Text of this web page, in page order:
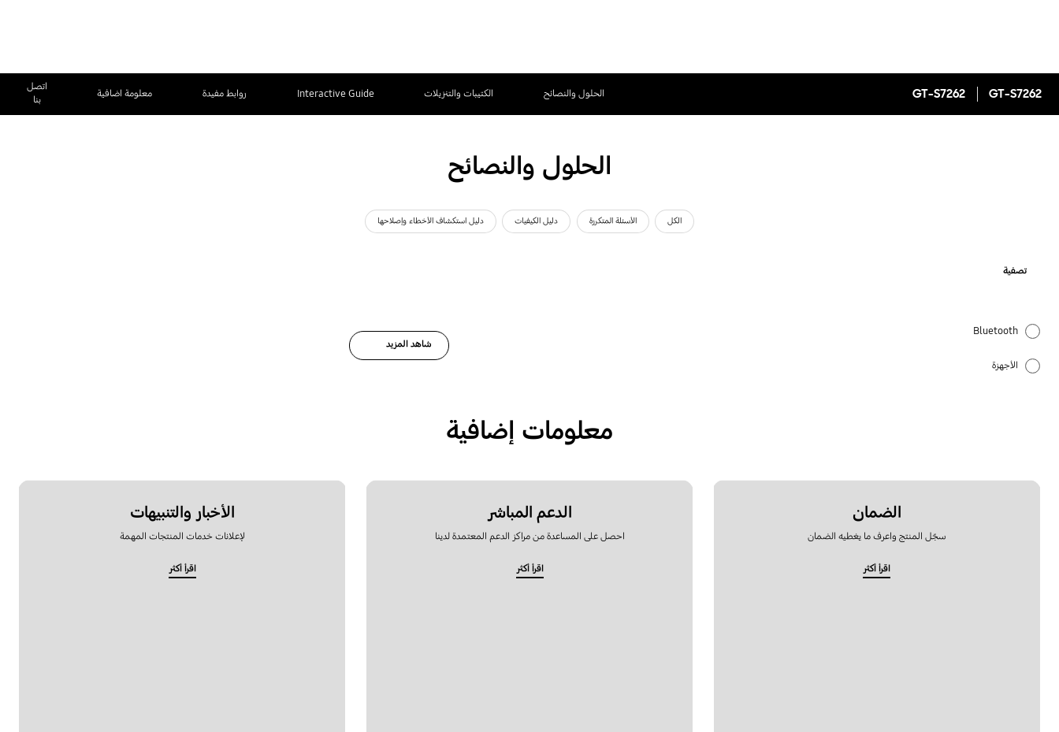
GT-S7262
GT-S7262 الحلول والنصائح الكتيبات والتنزيلات Interactive Guide روابط مفيدة معلومة اضافية
اتصل
بنا
الحلول والنصائح
الكل الأسئلة المتكررة دليل الكيفيات دليل استكشاف الأخطاء وإصلاحها
تصفية
Bluetooth
الأجهزة
شاهد المزيد
معلومات إضافية
الضمان
سجّل المنتج واعرف ما يغطيه الضمان
اقرأ أكثر
الدعم المباشر
احصل على المساعدة من مراكز الدعم المعتمدة لدينا
اقرأ أكثر
الأخبار والتنبيهات
لإعلانات خدمات المنتجات المهمة
اقرأ أكثر